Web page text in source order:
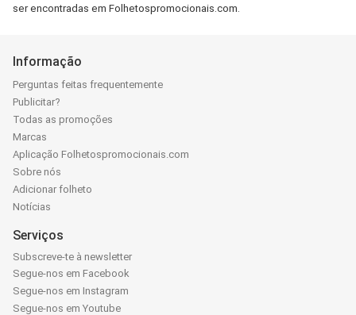
ser encontradas em Folhetospromocionais.com.
Informação
Perguntas feitas frequentemente
Publicitar?
Todas as promoções
Marcas
Aplicação Folhetospromocionais.com
Sobre nós
Adicionar folheto
Notícias
Serviços
Subscreve-te à newsletter
Segue-nos em Facebook
Segue-nos em Instagram
Segue-nos em Youtube